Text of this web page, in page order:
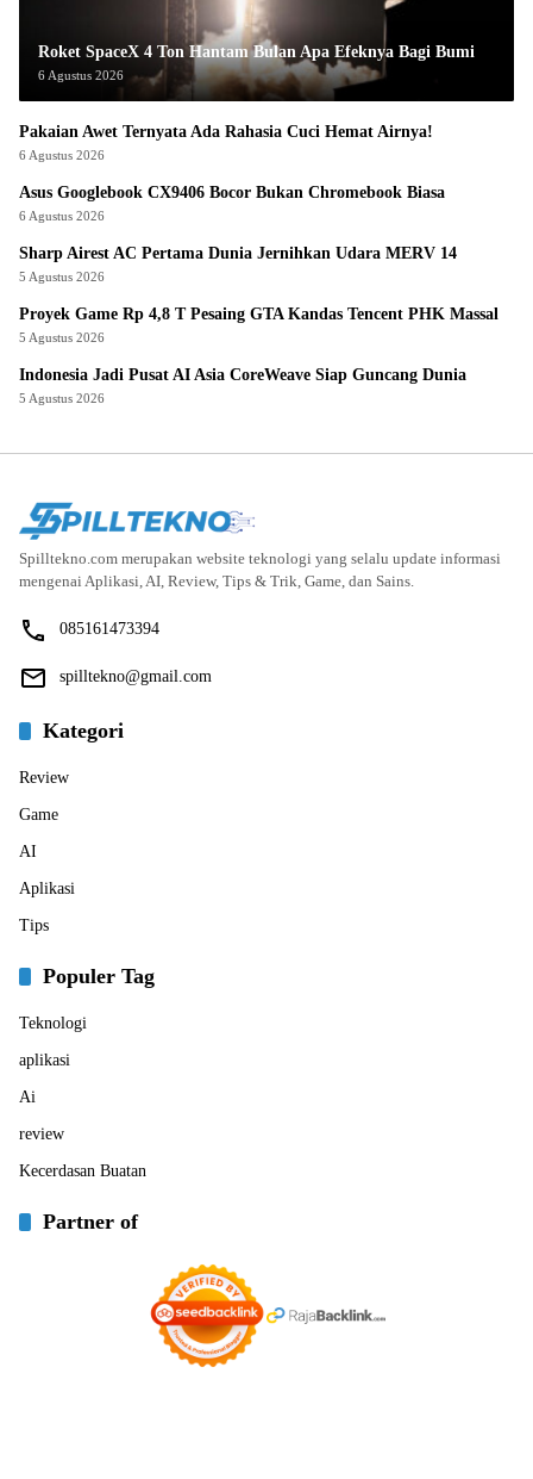
Roket SpaceX 4 Ton Hantam Bulan Apa Efeknya Bagi Bumi
6 Agustus 2026
Pakaian Awet Ternyata Ada Rahasia Cuci Hemat Airnya!
6 Agustus 2026
Asus Googlebook CX9406 Bocor Bukan Chromebook Biasa
6 Agustus 2026
Sharp Airest AC Pertama Dunia Jernihkan Udara MERV 14
5 Agustus 2026
Proyek Game Rp 4,8 T Pesaing GTA Kandas Tencent PHK Massal
5 Agustus 2026
Indonesia Jadi Pusat AI Asia CoreWeave Siap Guncang Dunia
5 Agustus 2026
Spilltekno.com merupakan website teknologi yang selalu update informasi
mengenai Aplikasi, AI, Review, Tips & Trik, Game, dan Sains.
085161473394
spilltekno@gmail.com
Kategori
Review
Game
AI
Aplikasi
Tips
Populer Tag
Teknologi
aplikasi
Ai
review
Kecerdasan Buatan
Partner of